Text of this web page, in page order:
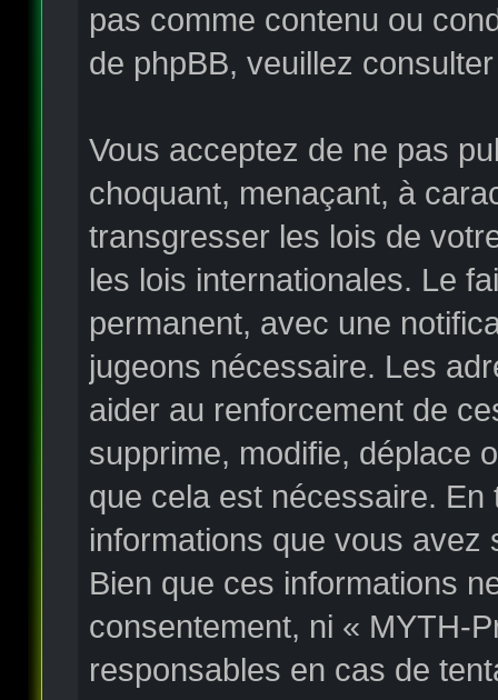
pas comme contenu ou
de phpBB, veuillez
Vous acceptez de ne pas
choquant, menaçant, à
transgresser les lois de
les lois internationales. Le
permanent, avec une
jugeons nécessaire. Les
aider au renforcement de
supprime, modifie, déplace
que cela est nécessaire.
informations que vous
Bien que ces informations
consentement, ni « MYTH-
responsables en cas de